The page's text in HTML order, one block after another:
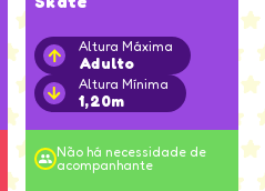
Altura Máxima
Adulto
Altura Mínima
1,20m
Não há necessidade de
acompanhante